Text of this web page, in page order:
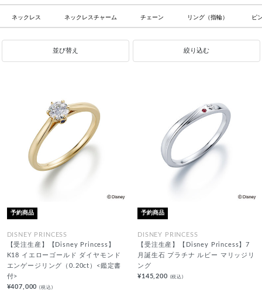
ネックレス ネックレスチャーム チェーン リング（指輪） ピ
並び替え 絞り込む
予約商品
DISNEY PRINCESS
【受注生産】【Disney Princess】
K18 イエローゴールド ダイヤモンド
エンゲージリング（0.20ct）<鑑定書
付>
¥407,000(税込)
予約商品
DISNEY PRINCESS
【受注生産】【Disney Princess】7
月誕生石 プラチナ ルビー マリッジリ
ング
¥145,200 (税込)